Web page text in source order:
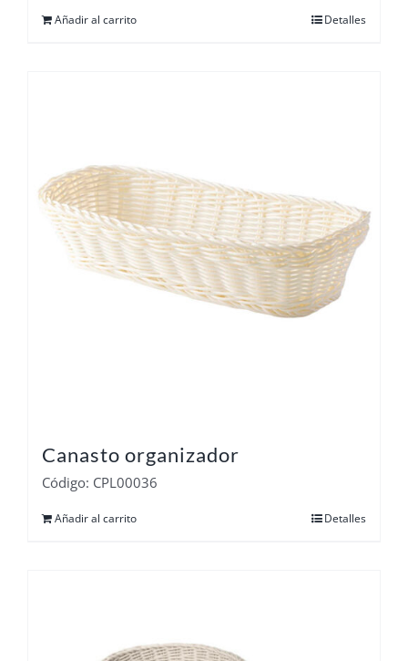
Añadir al carrito Detalles
Canasto organizador
Código: CPL00036
Añadir al carrito Detalles